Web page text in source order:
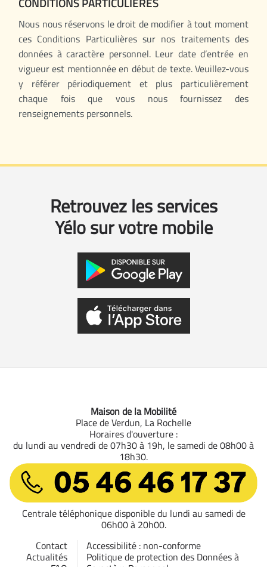
Nous nous réservons le droit de modifier à tout moment
ces Conditions Particulières sur nos traitements des
données à caractère personnel. Leur date d’entrée en
vigueur est mentionnée en début de texte. Veuillez-vous
y référer périodiquement et plus particulièrement
chaque fois que vous nous fournissez des
renseignements personnels.
Retrouvez les services
Yélo sur votre mobile
Maison de la Mobilité
Place de Verdun, La Rochelle
Horaires d'ouverture :
du lundi au vendredi de 07h30 à 19h, le samedi de 08h00 à
18h30.
05 46 46 17 37
Centrale téléphonique disponible du lundi au samedi de
06h00 à 20h00.
Contact
Actualités
Accessibilité : non-conforme
Politique de protection des Données à